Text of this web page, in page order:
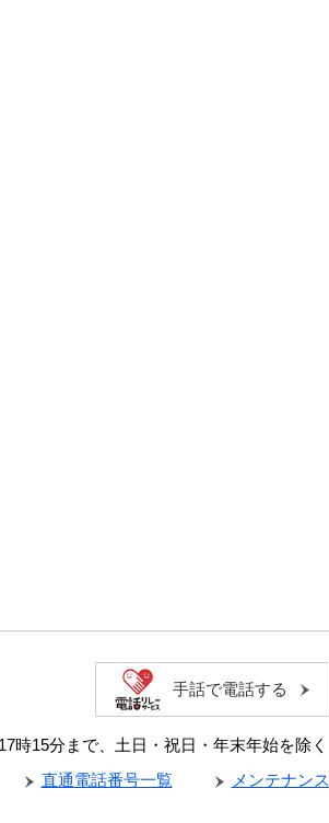
時15分まで、土日・祝日・年末年始を除く
手話で電話する
直通電話番号一覧 メンテナンス